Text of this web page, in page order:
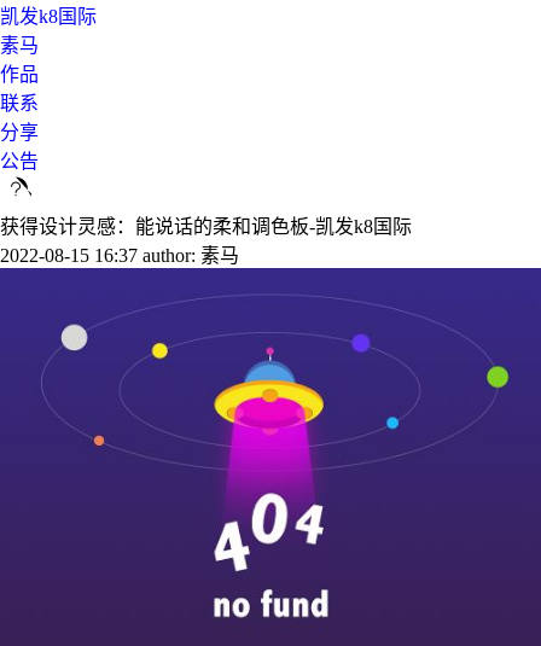
凯发k8国际
素马
作品
联系
分享
公告
获得设计灵感：能说话的柔和调色板-凯发k8国际
2022-08-15 16:37 author: 素马